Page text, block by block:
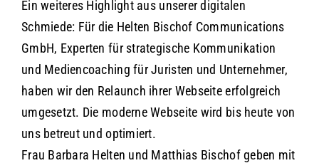
Ein weiteres Highlight aus unserer digitalen
Schmiede: Für die Helten Bischof Communications
GmbH, Experten für strategische Kommunikation
und Mediencoaching für Juristen und Unternehmer,
haben wir den Relaunch ihrer Webseite erfolgreich
umgesetzt. Die moderne Webseite wird bis heute von
uns betreut und optimiert.
Frau Barbara Helten und Matthias Bischof geben mit